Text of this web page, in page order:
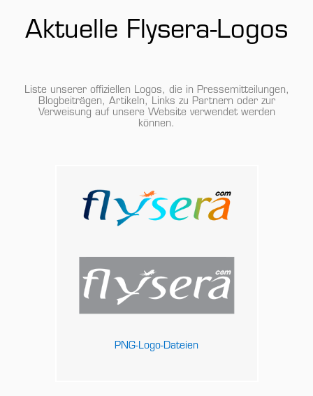
Aktuelle Flysera-Logos
Liste unserer offiziellen Logos, die in Pressemitteilungen,
Blogbeiträgen, Artikeln, Links zu Partnern oder zur
Verweisung auf unsere Website verwendet werden
können.
PNG-Logo-Dateien